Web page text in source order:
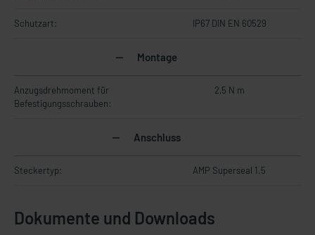
Schutzart: IP67 DIN EN 60529
Montage
Anzugsdrehmoment für
Befestigungsschrauben:
2,5 N m
Anschluss
Steckertyp: AMP Superseal 1.5
Dokumente und Downloads